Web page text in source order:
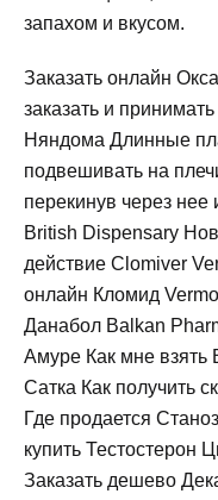
запахом и вкусом.
Заказать онлайн
заказать и
Няндома Длинные
подвешивать на
перекинув через нее
British Dispensary
действие Clomiver
онлайн Кломид
Данабол Balkan
Амуре Как мне взять
Сатка Как получить
Где продается
купить Тестостерон
Заказать дешево